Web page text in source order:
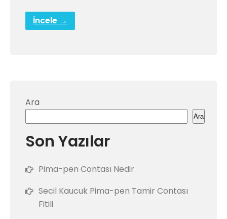
İncele →
Ara
Ara
Son Yazılar
Pima-pen Contası Nedir
Secil Kaucuk Pima-pen Tamir Contası
Fitili